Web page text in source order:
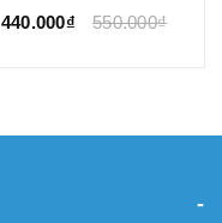
440.000₫
550.000₫